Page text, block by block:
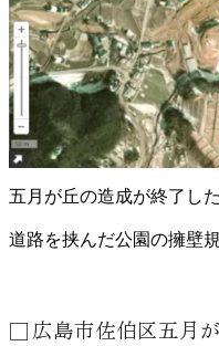
五月が丘の造成が終了し
道路を挟んだ公園の擁壁
広島市佐伯区五月